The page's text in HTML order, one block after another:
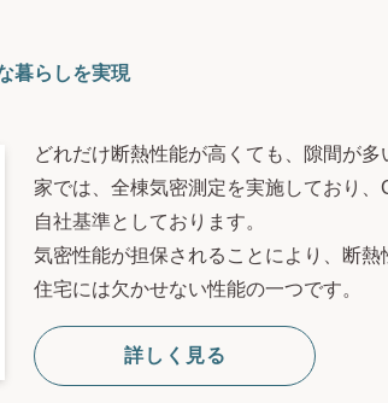
暮らしを実現
どれだけ断熱性能が高くても、隙間が
家では、全棟気密測定を実施しており
自社基準としております。
気密性能が担保されることにより、断
住宅には欠かせない性能の一つです。
詳しく見る